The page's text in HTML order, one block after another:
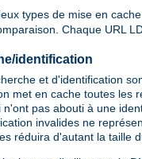
types de mise en
Chaque URL
identification
et d'identification
met en cache toutes les
pas abouti à une
invalides ne
réduira d'autant la taille